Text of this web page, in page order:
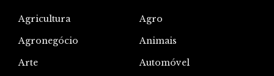
Agricultura
Agro
Agronegócio
Animais
Arte
Automóvel